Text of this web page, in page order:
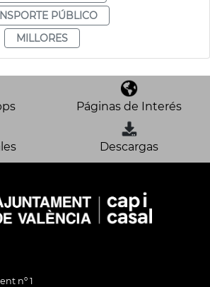
PÚBLICO
MILLORES
Páginas de Interés
Descargas
nº 1